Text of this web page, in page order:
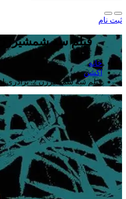
ثبت نام
فیلم سه شمشیرزن 2: برادری از تیغ‌ها
خانه
اکشن
فیلم سه شمشیرزن 2: برادری از تیغ‌ها